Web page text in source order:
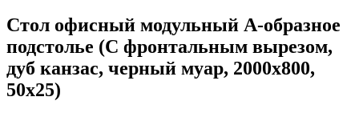
Стол офисный модульный А-образное
подстолье (С фронтальным вырезом,
дуб канзас, черный муар, 2000x800,
50x25)